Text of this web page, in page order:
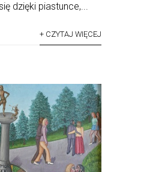
dzięki piastunce,...
+ CZYTAJ WIĘCEJ